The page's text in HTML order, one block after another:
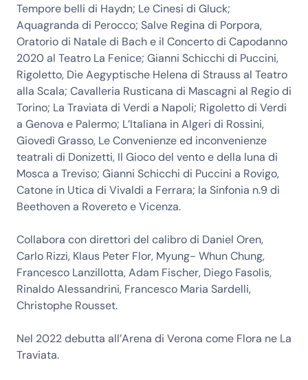
Tempore belli di Haydn; Le Cinesi di Gluck;
Aquagranda di Perocco; Salve Regina di Porpora,
Oratorio di Natale di Bach e il Concerto di Capodanno
2020 al Teatro La Fenice; Gianni Schicchi di Puccini,
Rigoletto, Die Aegyptische Helena di Strauss al Teatro
alla Scala; Cavalleria Rusticana di Mascagni al Regio di
Torino; La Traviata di Verdi a Napoli; Rigoletto di Verdi
a Genova e Palermo; L’Italiana in Algeri di Rossini,
Giovedì Grasso, Le Convenienze ed inconvenienze
teatrali di Donizetti, Il Gioco del vento e della luna di
Mosca a Treviso; Gianni Schicchi di Puccini a Rovigo,
Catone in Utica di Vivaldi a Ferrara; la Sinfonia n.9 di
Beethoven a Rovereto e Vicenza.
Collabora con direttori del calibro di Daniel Oren,
Carlo Rizzi, Klaus Peter Flor, Myung- Whun Chung,
Francesco Lanzillotta, Adam Fischer, Diego Fasolis,
Rinaldo Alessandrini, Francesco Maria Sardelli,
Christophe Rousset.
Nel 2022 debutta all’Arena di Verona come Flora ne La
Traviata.